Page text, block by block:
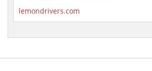
lemondrivers.com